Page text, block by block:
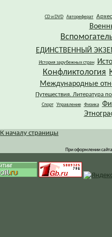
CD и DVD Автореферат
ЕДИНСТВЕННЫЙ
История зарубежных стран
Конфликтология
Международные
Путешествия. Литература
Спорт Управление Физика
К началу страницы
При оформлении